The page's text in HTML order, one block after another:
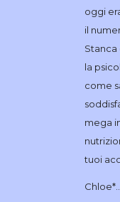
oggi
il
Stanca
la
come
mega
tuoi